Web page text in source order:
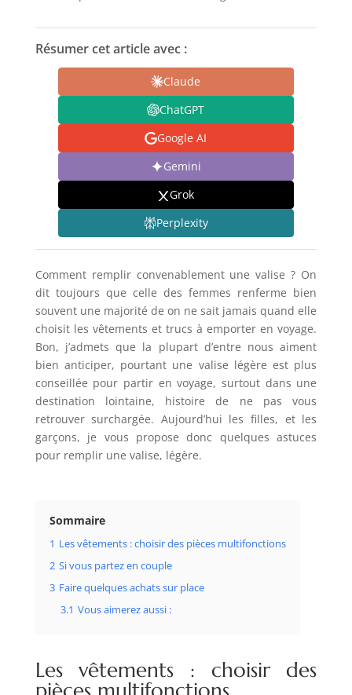
Résumer cet article avec :
Claude
ChatGPT
Google AI
Gemini
Grok
Perplexity
Comment remplir convenablement une valise ? On
dit toujours que celle des femmes renferme bien
souvent une majorité de on ne sait jamais quand elle
choisit les vêtements et trucs à emporter en voyage.
Bon, j’admets que la plupart d’entre nous aiment
bien anticiper, pourtant une valise légère est plus
conseillée pour partir en voyage, surtout dans une
destination lointaine, histoire de ne pas vous
retrouver surchargée. Aujourd’hui les filles, et les
garçons, je vous propose donc quelques astuces
pour remplir une valise, légère.
Sommaire
1 Les vêtements : choisir des pièces multifonctions
2 Si vous partez en couple
3 Faire quelques achats sur place
3.1 Vous aimerez aussi :
Les vêtements : choisir des